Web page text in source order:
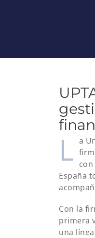
L a
España
Con la
primera
una